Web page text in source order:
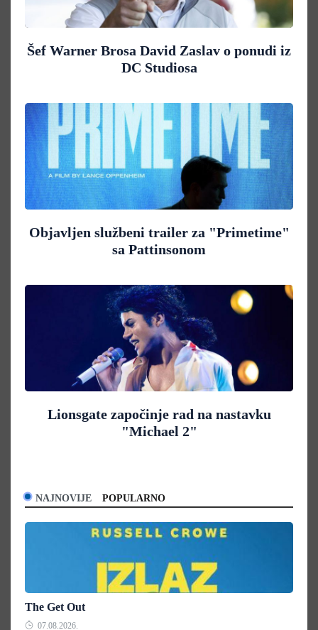
Šef Warner Brosa David Zaslav o ponudi iz
DC Studiosa
Objavljen službeni trailer za "Primetime"
sa Pattinsonom
Lionsgate započinje rad na nastavku
"Michael 2"
NAJNOVIJE POPULARNO
The Get Out
07.08.2026.